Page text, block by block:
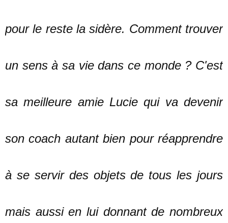
pour le reste la sidère. Comment trouver
un sens à sa vie dans ce monde ? C'est
sa meilleure amie Lucie qui va devenir
son coach autant bien pour réapprendre
à se servir des objets de tous les jours
mais aussi en lui donnant de nombreux